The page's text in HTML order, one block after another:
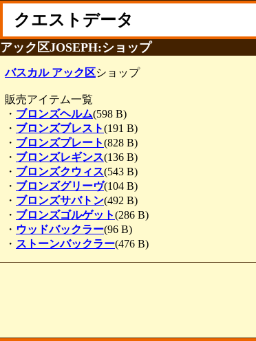
クエストデータ
アック区JOSEPH:ショップ
バスカル アック区ショップ
販売アイテム一覧
・ ブロンズヘルム(598 B)
・ ブロンズブレスト(191 B)
・ ブロンズプレート(828 B)
・ ブロンズレギンス(136 B)
・ ブロンズクウィス(543 B)
・ ブロンズグリーヴ(104 B)
・ ブロンズサバトン(492 B)
・ ブロンズゴルゲット(286 B)
・ ウッドバックラー(96 B)
・ ストーンバックラー(476 B)